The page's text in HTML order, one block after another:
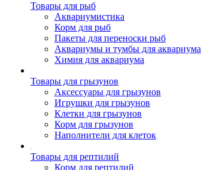
Товары для рыб
Аквариумистика
Корм для рыб
Пакеты для переноски рыб
Аквариумы и тумбы для аквариума
Химия для аквариума
Товары для грызунов
Аксессуары для грызунов
Игрушки для грызунов
Клетки для грызунов
Корм для грызунов
Наполнители для клеток
Товары для рептилий
Корм для рептилий